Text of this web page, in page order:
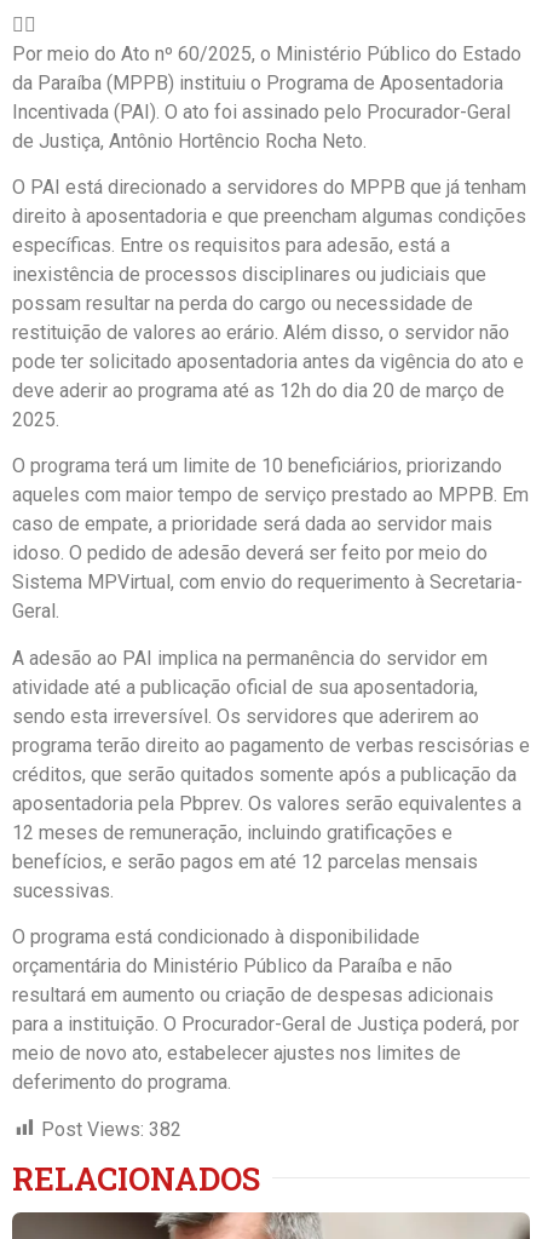
Por meio do Ato nº 60/2025, o Ministério Público do Estado
da Paraíba (MPPB) instituiu o Programa de Aposentadoria
Incentivada (PAI). O ato foi assinado pelo Procurador-Geral
de Justiça, Antônio Hortêncio Rocha Neto.
O PAI está direcionado a servidores do MPPB que já tenham
direito à aposentadoria e que preencham algumas condições
específicas. Entre os requisitos para adesão, está a
inexistência de processos disciplinares ou judiciais que
possam resultar na perda do cargo ou necessidade de
restituição de valores ao erário. Além disso, o servidor não
pode ter solicitado aposentadoria antes da vigência do ato e
deve aderir ao programa até as 12h do dia 20 de março de
2025.
O programa terá um limite de 10 beneficiários, priorizando
aqueles com maior tempo de serviço prestado ao MPPB. Em
caso de empate, a prioridade será dada ao servidor mais
idoso. O pedido de adesão deverá ser feito por meio do
Sistema MPVirtual, com envio do requerimento à Secretaria-
Geral.
A adesão ao PAI implica na permanência do servidor em
atividade até a publicação oficial de sua aposentadoria,
sendo esta irreversível. Os servidores que aderirem ao
programa terão direito ao pagamento de verbas rescisórias e
créditos, que serão quitados somente após a publicação da
aposentadoria pela Pbprev. Os valores serão equivalentes a
12 meses de remuneração, incluindo gratificações e
benefícios, e serão pagos em até 12 parcelas mensais
sucessivas.
O programa está condicionado à disponibilidade
orçamentária do Ministério Público da Paraíba e não
resultará em aumento ou criação de despesas adicionais
para a instituição. O Procurador-Geral de Justiça poderá, por
meio de novo ato, estabelecer ajustes nos limites de
deferimento do programa.
Post Views: 382
RELACIONADOS